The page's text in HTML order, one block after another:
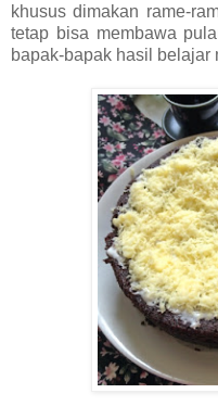
khusus dimakan rame-
tetap bisa membawa
bapak-bapak hasil belajar